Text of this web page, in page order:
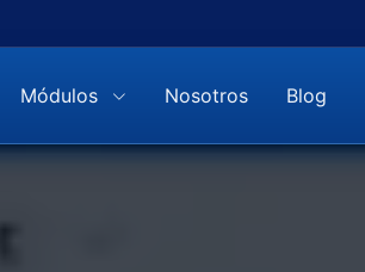
Módulos Nosotros Blog